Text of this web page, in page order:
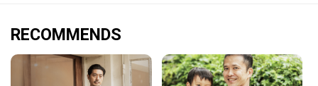
RECOMMENDS